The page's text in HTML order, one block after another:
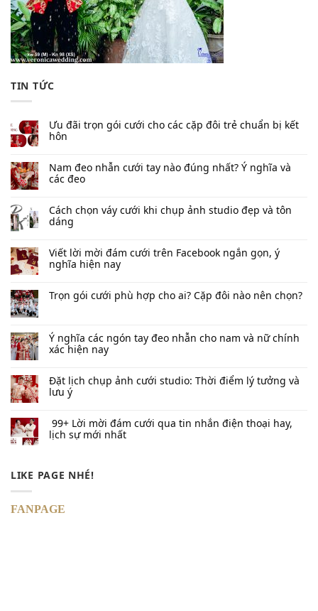
TIN TỨC
Ưu đãi trọn gói cưới cho các cặp đôi trẻ chuẩn bị kết
hôn
Nam đeo nhẫn cưới tay nào đúng nhất​? Ý nghĩa và
các đeo
Cách chọn váy cưới khi chụp ảnh studio đẹp và tôn
dáng
Viết lời mời đám cưới trên Facebook​ ngắn gọn, ý
nghĩa hiện nay
Trọn gói cưới phù hợp cho ai? Cặp đôi nào nên chọn?
Ý nghĩa các ngón tay đeo nhẫn cho nam và nữ chính
xác hiện nay
Đặt lịch chụp ảnh cưới studio: Thời điểm lý tưởng và
lưu ý
99+ Lời mời đám cưới qua tin nhắn​ điện thoại hay,
lịch sự mới nhất
LIKE PAGE NHÉ!
FANPAGE